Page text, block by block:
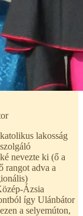
lakosság
nevezte ki (ő a
rangot adva a
Ázsia
így Ulánbátor
a selyemúton,